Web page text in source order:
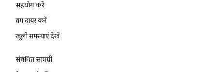
सहयोग करें
बग दायर करें
खुली समस्याएं देखें
संबंधित सामग्री